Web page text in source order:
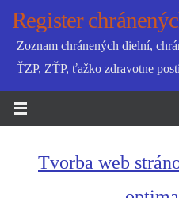
SkipRegister
Zoznam chránených dielní,
ŤZP, ZŤP, ťažko zdravotne
Tvorba web